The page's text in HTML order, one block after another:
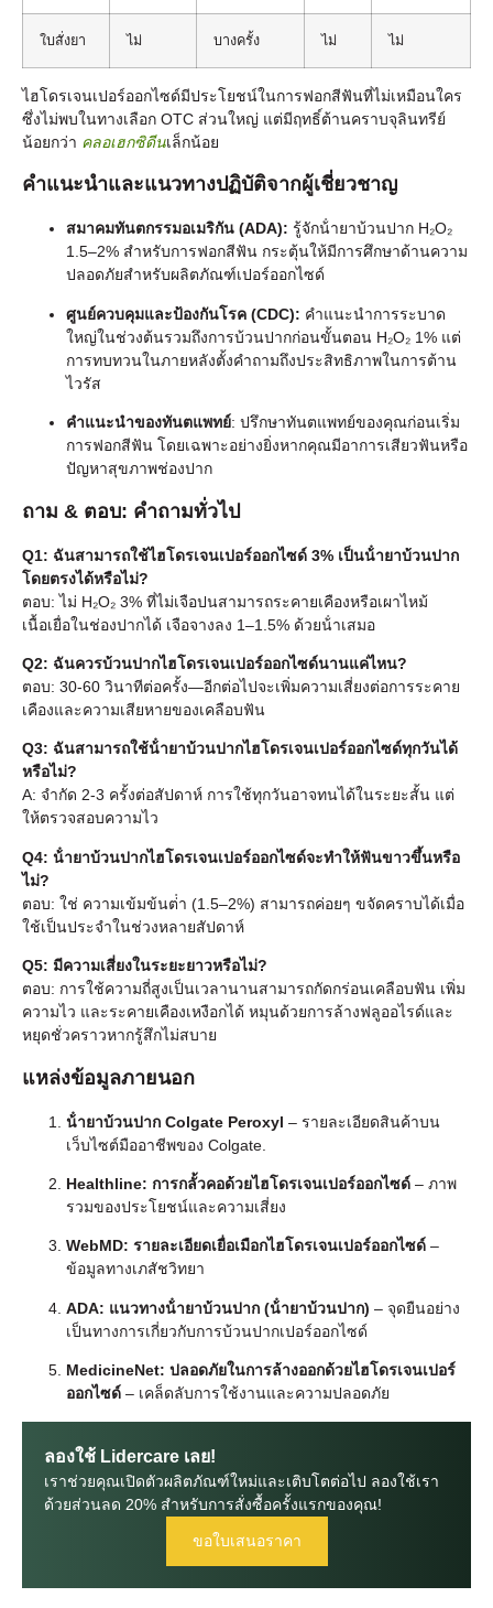
ใบสั่งยา ไม่ บางครั้ง ไม่ ไม่
ไฮโดรเจนเปอร์ออกไซด์มีประโยชน์ในการฟอกสีฟันที่ไม่เหมือนใคร
ซึ่งไม่พบในทางเลือก OTC ส่วนใหญ่ แต่มีฤทธิ์ต้านคราบจุลินทรีย์
น้อยกว่า คลอเฮกซิดีนเล็กน้อย
คําแนะนําและแนวทางปฏิบัติจากผู้เชี่ยวชาญ
สมาคมทันตกรรมอเมริกัน (ADA): รู้จักน้ํายาบ้วนปาก H₂O₂
1.5–2% สําหรับการฟอกสีฟัน กระตุ้นให้มีการศึกษาด้านความ
ปลอดภัยสําหรับผลิตภัณฑ์เปอร์ออกไซด์
ศูนย์ควบคุมและป้องกันโรค (CDC): คําแนะนําการระบาด
ใหญ่ในช่วงต้นรวมถึงการบ้วนปากก่อนขั้นตอน H₂O₂ 1% แต่
การทบทวนในภายหลังตั้งคําถามถึงประสิทธิภาพในการต้าน
ไวรัส
คําแนะนําของทันตแพทย์: ปรึกษาทันตแพทย์ของคุณก่อนเริ่ม
การฟอกสีฟัน โดยเฉพาะอย่างยิ่งหากคุณมีอาการเสียวฟันหรือ
ปัญหาสุขภาพช่องปาก
ถาม & ตอบ: คําถามทั่วไป
Q1: ฉันสามารถใช้ไฮโดรเจนเปอร์ออกไซด์ 3% เป็นน้ํายาบ้วนปาก
โดยตรงได้หรือไม่?
ตอบ: ไม่ H₂O₂ 3% ที่ไม่เจือปนสามารถระคายเคืองหรือเผาไหม้
เนื้อเยื่อในช่องปากได้ เจือจางลง 1–1.5% ด้วยน้ําเสมอ
Q2: ฉันควรบ้วนปากไฮโดรเจนเปอร์ออกไซด์นานแค่ไหน?
ตอบ: 30-60 วินาทีต่อครั้ง—อีกต่อไปจะเพิ่มความเสี่ยงต่อการระคาย
เคืองและความเสียหายของเคลือบฟัน
Q3: ฉันสามารถใช้น้ํายาบ้วนปากไฮโดรเจนเปอร์ออกไซด์ทุกวันได้
หรือไม่?
A: จํากัด 2-3 ครั้งต่อสัปดาห์ การใช้ทุกวันอาจทนได้ในระยะสั้น แต่
ให้ตรวจสอบความไว
Q4: น้ํายาบ้วนปากไฮโดรเจนเปอร์ออกไซด์จะทําให้ฟันขาวขึ้นหรือ
ไม่?
ตอบ: ใช่ ความเข้มข้นต่ํา (1.5–2%) สามารถค่อยๆ ขจัดคราบได้เมื่อ
ใช้เป็นประจําในช่วงหลายสัปดาห์
Q5: มีความเสี่ยงในระยะยาวหรือไม่?
ตอบ: การใช้ความถี่สูงเป็นเวลานานสามารถกัดกร่อนเคลือบฟัน เพิ่ม
ความไว และระคายเคืองเหงือกได้ หมุนด้วยการล้างฟลูออไรด์และ
หยุดชั่วคราวหากรู้สึกไม่สบาย
แหล่งข้อมูลภายนอก
น้ํายาบ้วนปาก Colgate Peroxyl – รายละเอียดสินค้าบน
เว็บไซต์มืออาชีพของ Colgate.
Healthline: การกลั้วคอด้วยไฮโดรเจนเปอร์ออกไซด์ – ภาพ
รวมของประโยชน์และความเสี่ยง
WebMD: รายละเอียดเยื่อเมือกไฮโดรเจนเปอร์ออกไซด์ –
ข้อมูลทางเภสัชวิทยา
ADA: แนวทางน้ํายาบ้วนปาก (น้ํายาบ้วนปาก) – จุดยืนอย่าง
เป็นทางการเกี่ยวกับการบ้วนปากเปอร์ออกไซด์
MedicineNet: ปลอดภัยในการล้างออกด้วยไฮโดรเจนเปอร์
ออกไซด์ – เคล็ดลับการใช้งานและความปลอดภัย
ลองใช้ Lidercare เลย!
เราช่วยคุณเปิดตัวผลิตภัณฑ์ใหม่และเติบโตต่อไป ลองใช้เรา
ด้วยส่วนลด 20% สําหรับการสั่งซื้อครั้งแรกของคุณ!
ขอใบเสนอราคา